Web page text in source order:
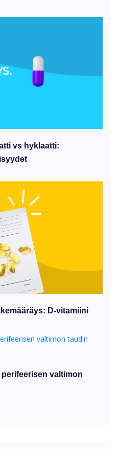
vs hyklaatti:
D-vitamiini
valtimon